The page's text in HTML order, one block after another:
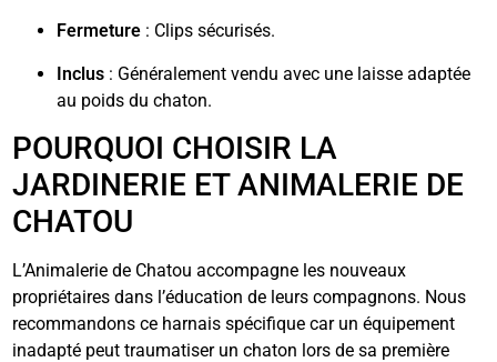
Fermeture : Clips sécurisés.
Inclus : Généralement vendu avec une laisse adaptée
au poids du chaton.
POURQUOI CHOISIR LA
JARDINERIE ET ANIMALERIE DE
CHATOU
L’Animalerie de Chatou accompagne les nouveaux
propriétaires dans l’éducation de leurs compagnons. Nous
recommandons ce harnais spécifique car un équipement
inadapté peut traumatiser un chaton lors de sa première